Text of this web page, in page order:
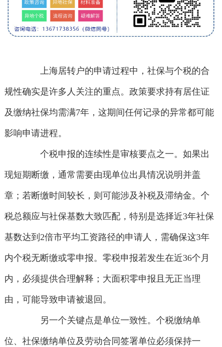
上海居转户的申请过程中，社保与个税的合
规性确实是许多人关注的重点。政策要求持有居住证
及缴纳社保均需满7年，这期间任何记录的异常都可能
影响申请进程。
个税申报的连续性是审核要点之一。如果出
现短期断缴，通常需要由现单位出具情况说明并盖
章；若断缴时间较长，则可能涉及补税及滞纳金。个
税总额应与社保基数大致匹配，特别是选择近3年社保
基数达到2倍市平均工资路径的申请人，需确保这3年
内个税无断缴或零申报。零税申报若发生在近36个月
内，必须提供合理解释；大面积零申报且无正当理
由，可能导致申请被退回。
另一个关键点是单位一致性。个税缴纳单
位、社保缴纳单位及劳动合同签署单位必须保持一